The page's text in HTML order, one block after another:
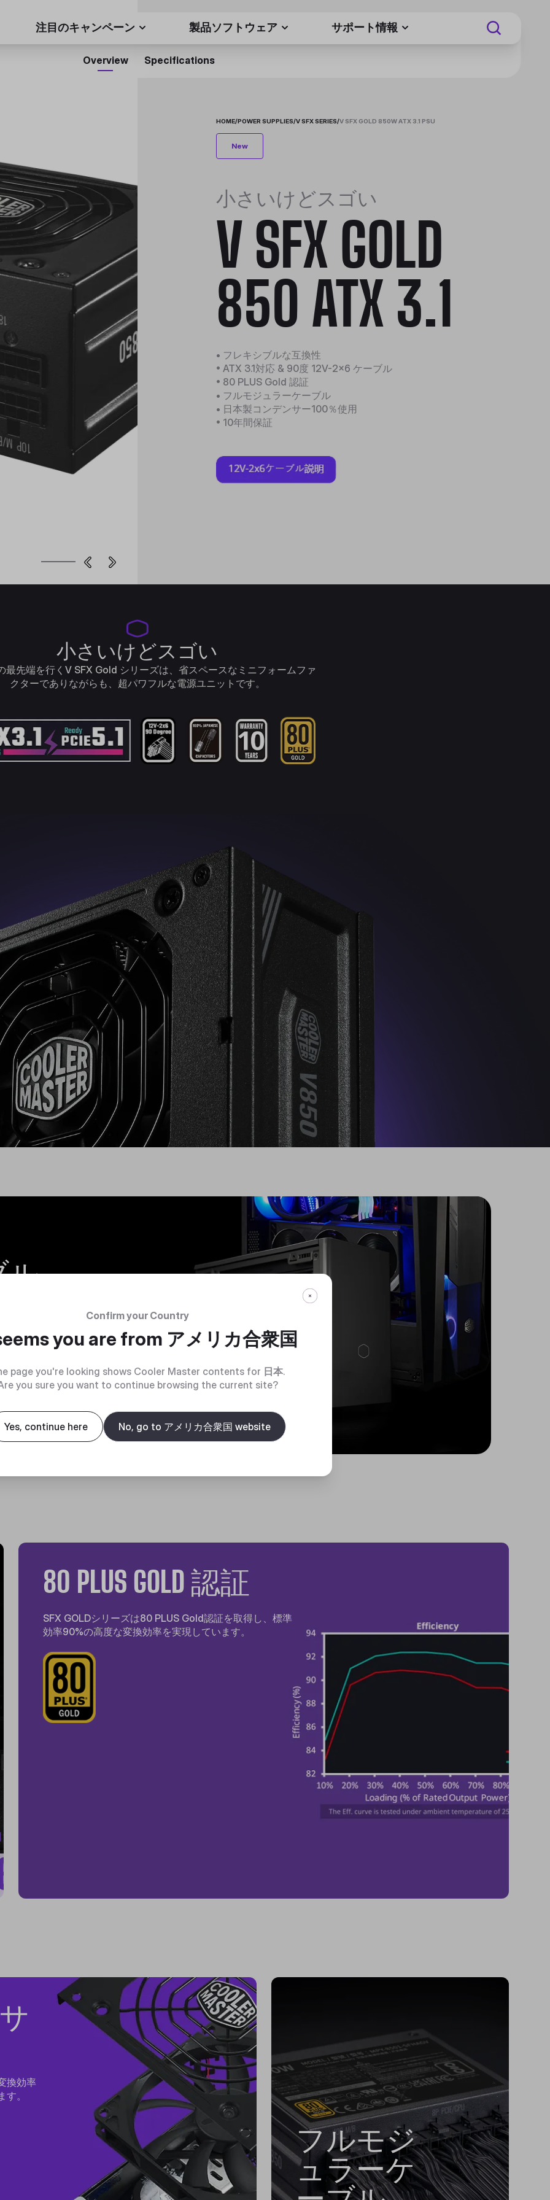
注目のキャンペーン 製品ソフトウェア サポート情報
Overview Specifications
HOME/POWER SUPPLIES/V SFX SERIES/V SFX GOLD 850W ATX 3.1 PSU
New
小さいけどスゴい
V SFX GOLD
850 ATX 3.1
• フレキシブルな互換性
• ATX 3.1対応 & 90度 12V-2x6 ケーブル
• 80 PLUS Gold 認証
• フルモジュラーケーブル
• 日本製コンデンサー100％使用
• 10年間保証
小さいけどスゴい
最先端を行くV SFX Gold シリーズは、省スペースなミニフォームファ
クターでありながらも、超パワフルな電源ユニットです。
ル
用するこ
のmini-
とができ
80 PLUS GOLD 認証
SFX GOLDシリーズは80 PLUS Gold認証を取得し、標準
効率90%の高度な変換効率を実現しています。
換効率
。
フルモジ
ュラーケ
Confirm your Country
you are from アメリカ合衆国
page you're looking shows Cooler Master contents for 日本.
you sure you want to continue browsing the current site?
Yes, continue here No, go to アメリカ合衆国 website